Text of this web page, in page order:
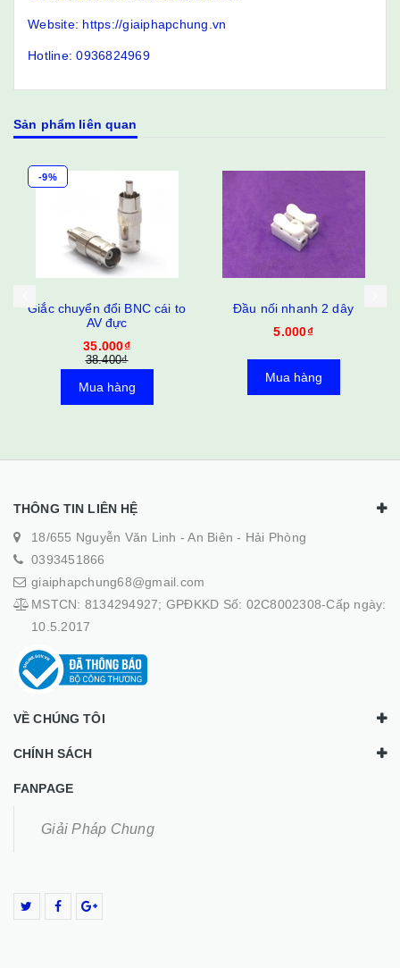
Website: https://giaiphapchung.vn
Hotline: 0936824969
Sản phẩm liên quan
đổi BNC cái to
Đầu nối nhanh 2 dây
Giắc chuyển
THÔNG TIN LIÊN HỆ
18/655 Nguyễn Văn Linh - An Biên - Hải Phòng
0393451866
giaiphapchung68@gmail.com
MSTCN: 8134294927; GPĐKKD Số: 02C8002308-Cấp ngày:
10.5.2017
VỀ CHÚNG TÔI
CHÍNH SÁCH
FANPAGE
Giải Pháp Chung